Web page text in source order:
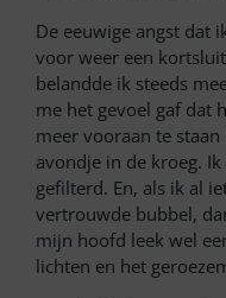
De eeuwige angst dat
voor weer een
belandde ik steeds
me het gevoel gaf dat
meer vooraan te
avondje in de kroeg.
gefilterd. En, als ik al
vertrouwde bubbel,
mijn hoofd leek wel
lichten en het